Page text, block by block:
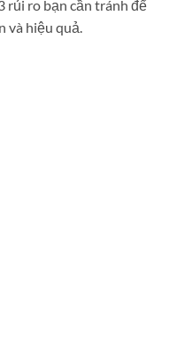
rủi ro bạn cần tránh để
và hiệu quả.